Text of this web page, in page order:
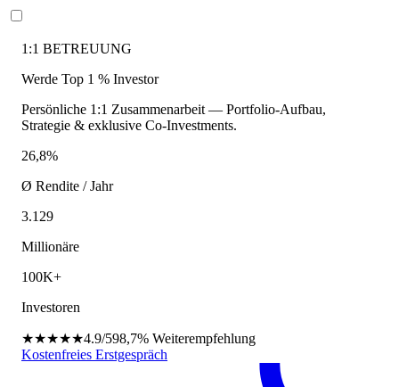
1:1 BETREUUNG
Werde Top 1 % Investor
Persönliche 1:1 Zusammenarbeit — Portfolio-Aufbau,
Strategie & exklusive Co-Investments.
26,8%
Ø Rendite / Jahr
3.129
Millionäre
100K+
Investoren
★★★★★4.9/598,7% Weiterempfehlung
Kostenfreies Erstgespräch